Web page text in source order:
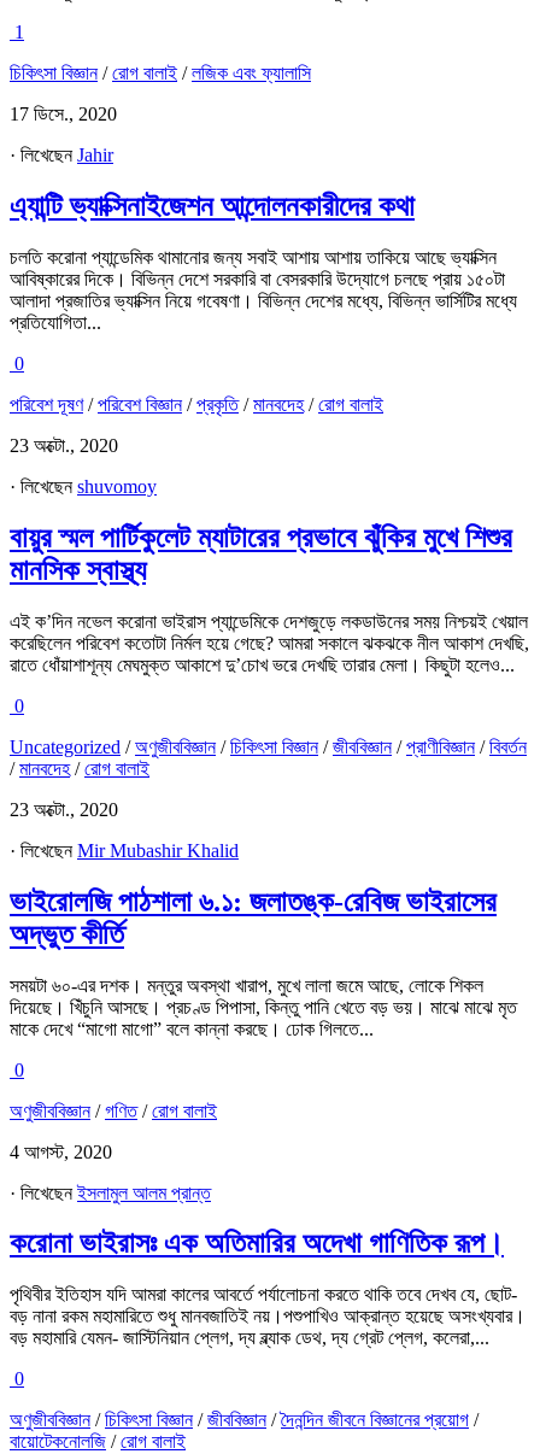
1
চিকিৎসা বিজ্ঞান/রোগ বালাই /লজিক এবং ফ্যালাসি
17 ডিসে., 2020
· লিখেছেনJahir
এ্যান্টি ভ্যাক্সিনাইজেশন আন্দোলনকারীদের কথা
চলতি করোনা প্যান্ডেমিক থামানোর জন্য সবাই আশায় আশায় তাকিয়ে আছে ভ্যাক্সিন
আবিষ্কারের দিকে। বিভিন্ন দেশে সরকারি বা বেসরকারি উদ্যোগে চলছে প্রায় ১৫০টা
আলাদা প্রজাতির ভ্যাক্সিন নিয়ে গবেষণা। বিভিন্ন দেশের মধ্যে, বিভিন্ন ভার্সিটির মধ্যে
প্রতিযোগিতা...
0
পরিবেশ দূষণ/পরিবেশ বিজ্ঞান/প্রকৃতি/মানবদেহ/রোগ বালাই
23 অক্টো., 2020
· লিখেছেনshuvomoy
বায়ুর স্মল পার্টিকুলেট ম্যাটারের প্রভাবে ঝুঁকির মুখে শিশুর
মানসিক স্বাস্থ্য
এই ক’দিন নভেল করোনা ভাইরাস প্যান্ডেমিকে দেশজুড়ে লকডাউনের সময় নিশ্চয়ই খেয়াল
করেছিলেন পরিবেশ কতোটা নির্মল হয়ে গেছে? আমরা সকালে ঝকঝকে নীল আকাশ দেখছি,
রাতে ধোঁয়াশাশূন্য মেঘমুক্ত আকাশে দু’চোখ ভরে দেখছি তারার মেলা। কিছুটা হলেও...
0
Uncategorized /অণুজীববিজ্ঞান/চিকিৎসা বিজ্ঞান/জীববিজ্ঞান/প্রাণীবিজ্ঞান/বিবর্তন
/মানবদেহ/রোগ বালাই
23 অক্টো., 2020
· লিখেছেনMir Mubashir Khalid
ভাইরোলজি পাঠশালা ৬.১: জলাতঙ্ক-রেবিজ ভাইরাসের
অদ্ভুত কীর্তি
সময়টা ৬০-এর দশক। মন্তুর অবস্থা খারাপ, মুখে লালা জমে আছে, লোকে শিকল
দিয়েছে। খিঁচুনি আসছে। প্রচণ্ড পিপাসা, কিন্তু পানি খেতে বড় ভয়। মাঝে মাঝে মৃত
মাকে দেখে “মাগো মাগো” বলে কান্না করছে। ঢোক গিলতে...
0
অণুজীববিজ্ঞান/গণিত/রোগ বালাই
4 আগস্ট, 2020
· লিখেছেনইসলামুল আলম প্রান্ত
করোনা ভাইরাসঃ এক অতিমারির অদেখা গাণিতিক রূপ।
পৃথিবীর ইতিহাস যদি আমরা কালের আবর্তে পর্যালোচনা করতে থাকি তবে দেখব যে, ছোট-
বড় নানা রকম মহামারিতে শুধু মানবজাতিই নয়।পশুপাখিও আক্রান্ত হয়েছে অসংখ্যবার।
বড় মহামারি যেমন- জাস্টিনিয়ান প্লেগ, দ্য ব্ল্যাক ডেথ, দ্য গ্রেট প্লেগ, কলেরা,...
0
অণুজীববিজ্ঞান/চিকিৎসা বিজ্ঞান/জীববিজ্ঞান/দৈনন্দিন জীবনে বিজ্ঞানের প্রয়োগ /
বায়োটেকনোলজি /রোগ বালাই